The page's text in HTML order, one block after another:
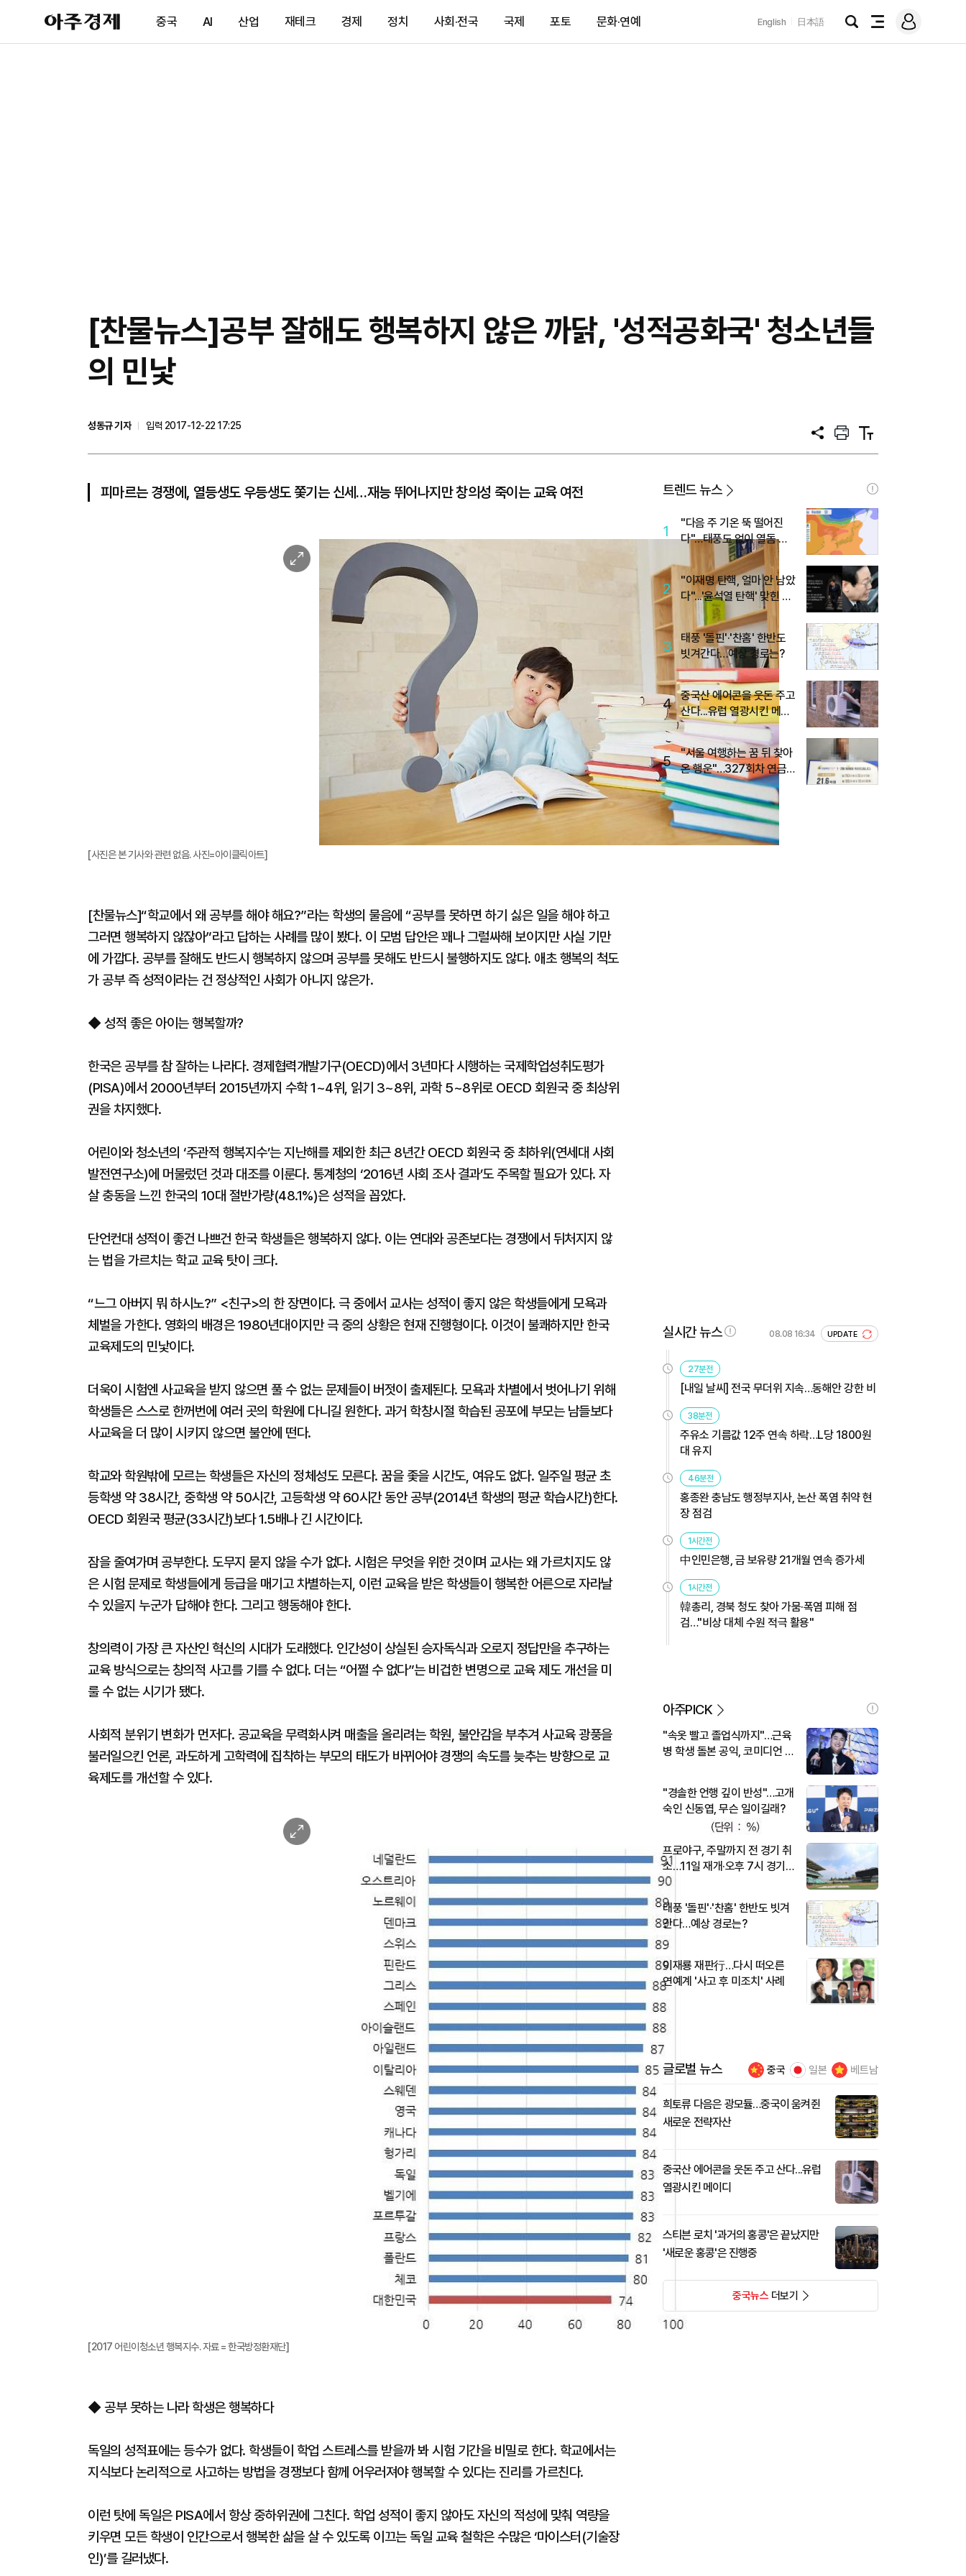
아
주
제
중국 AI 산업 재테크 경제 정치 사회·전국 국제 포토 문화·연예 English 日本語
검
전
메
그
[찬물뉴스]공부 잘해도 행복하지 않은 까닭, '성적공화국' 청소년들
의 민낯
성동규 기자
입력 2017-12-22 17:25
공
프
트
텍
트
피마르는 경쟁에, 열등생도 우등생도 쫓기는 신세…재능 뛰어나지만 창의성 죽이는 교육 여전
이
미
[사진은 본 기사와 관련 없음. 사진=아이클릭아트]
[찬물뉴스]“학교에서 왜 공부를 해야 해요?”라는 학생의 물음에 “공부를 못하면 하기 싫은 일을 해야 하고
그러면 행복하지 않잖아”라고 답하는 사례를 많이 봤다. 이 모범 답안은 꽤나 그럴싸해 보이지만 사실 기만
에 가깝다. 공부를 잘해도 반드시 행복하지 않으며 공부를 못해도 반드시 불행하지도 않다. 애초 행복의 척도
가 공부 즉 성적이라는 건 정상적인 사회가 아니지 않은가.
◆ 성적 좋은 아이는 행복할까?
한국은 공부를 참 잘하는 나라다. 경제협력개발기구(OECD)에서 3년마다 시행하는 국제학업성취도평가
(PISA)에서 2000년부터 2015년까지 수학 1~4위, 읽기 3~8위, 과학 5~8위로 OECD 회원국 중 최상위
권을 차지했다.
어린이와 청소년의 ‘주관적 행복지수’는 지난해를 제외한 최근 8년간 OECD 회원국 중 최하위(연세대 사회
발전연구소)에 머물렀던 것과 대조를 이룬다. 통계청의 ‘2016년 사회 조사 결과’도 주목할 필요가 있다. 자
살 충동을 느낀 한국의 10대 절반가량(48.1%)은 성적을 꼽았다.
단언컨대 성적이 좋건 나쁘건 한국 학생들은 행복하지 않다. 이는 연대와 공존보다는 경쟁에서 뒤처지지 않
는 법을 가르치는 학교 교육 탓이 크다.
“느그 아버지 뭐 하시노?” <친구>의 한 장면이다. 극 중에서 교사는 성적이 좋지 않은 학생들에게 모욕과
체벌을 가한다. 영화의 배경은 1980년대이지만 극 중의 상황은 현재 진행형이다. 이것이 불쾌하지만 한국
교육제도의 민낯이다.
더욱이 시험엔 사교육을 받지 않으면 풀 수 없는 문제들이 버젓이 출제된다. 모욕과 차별에서 벗어나기 위해
학생들은 스스로 한꺼번에 여러 곳의 학원에 다니길 원한다. 과거 학창시절 학습된 공포에 부모는 남들보다
사교육을 더 많이 시키지 않으면 불안에 떤다.
학교와 학원밖에 모르는 학생들은 자신의 정체성도 모른다. 꿈을 좇을 시간도, 여유도 없다. 일주일 평균 초
등학생 약 38시간, 중학생 약 50시간, 고등학생 약 60시간 동안 공부(2014년 학생의 평균 학습시간)한다.
OECD 회원국 평균(33시간)보다 1.5배나 긴 시간이다.
잠을 줄여가며 공부한다. 도무지 묻지 않을 수가 없다. 시험은 무엇을 위한 것이며 교사는 왜 가르치지도 않
은 시험 문제로 학생들에게 등급을 매기고 차별하는지, 이런 교육을 받은 학생들이 행복한 어른으로 자라날
수 있을지 누군가 답해야 한다. 그리고 행동해야 한다.
창의력이 가장 큰 자산인 혁신의 시대가 도래했다. 인간성이 상실된 승자독식과 오로지 정답만을 추구하는
교육 방식으로는 창의적 사고를 기를 수 없다. 더는 “어쩔 수 없다”는 비겁한 변명으로 교육 제도 개선을 미
룰 수 없는 시기가 됐다.
사회적 분위기 변화가 먼저다. 공교육을 무력화시켜 매출을 올리려는 학원, 불안감을 부추겨 사교육 광풍을
불러일으킨 언론, 과도하게 고학력에 집착하는 부모의 태도가 바뀌어야 경쟁의 속도를 늦추는 방향으로 교
육제도를 개선할 수 있다.
이
미
[2017 어린이청소년 행복지수. 자료 = 한국방정환재단]
◆ 공부 못하는 나라 학생은 행복하다
독일의 성적표에는 등수가 없다. 학생들이 학업 스트레스를 받을까 봐 시험 기간을 비밀로 한다. 학교에서는
지식보다 논리적으로 사고하는 방법을 경쟁보다 함께 어우러져야 행복할 수 있다는 진리를 가르친다.
이런 탓에 독일은 PISA에서 항상 중하위권에 그친다. 학업 성적이 좋지 않아도 자신의 적성에 맞춰 역량을
키우면 모든 학생이 인간으로서 행복한 삶을 살 수 있도록 이끄는 독일 교육 철학은 수많은 ‘마이스터(기술장
인)’를 길러냈다.
트렌드 뉴스
1
"다음 주 기온 뚝 떨어진
다"…태풍도 없이 열돔 박
살 낸 '이것'
2
"이재명 탄핵, 얼마 안 남았
다"...'윤석열 탄핵' 맞힌 무
당, '성지글' 등장
3
태풍 '돌핀'·'찬홈' 한반도
빗겨간다…예상 경로는?
4
중국산 에어콘을 웃돈 주고
산다...유럽 열광시킨 메이
디
5
"서울 여행하는 꿈 뒤 찾아
온 행운"…327회차 연금
복권720+ 당첨번호조회
주목
실시간 뉴스 08.08 16:34 UPDATE
27분전
[내일 날씨] 전국 무더위 지속…동해안 강한 비
38분전
주유소 기름값 12주 연속 하락…L당 1800원
대 유지
46분전
홍종완 충남도 행정부지사, 논산 폭염 취약 현
장 점검
1시간전
中인민은행, 금 보유량 21개월 연속 증가세
1시간전
韓총리, 경북 청도 찾아 가뭄·폭염 피해 점
검…"비상 대체 수원 적극 활용"
아주PICK
"속옷 빨고 졸업식까지"…근육
병 학생 돌본 공익, 코미디언 김
"경솔한 언행 깊이 반성"…고개
숙인 신동엽, 무슨 일이길래?
프로야구, 주말까지 전 경기 취
소…11일 재개·오후 7시 경기
시작
태풍 '돌핀'·'찬홈' 한반도 빗겨
간다…예상 경로는?
이재룡 재판行…다시 떠오른
연예계 '사고 후 미조치' 사례
글로벌 뉴스 중국 일본 베트남
희토류 다음은 광모듈…중국이 움켜쥔
새로운 전략자산
중국산 에어콘을 웃돈 주고 산다...유럽
열광시킨 메이디
스티븐 로치 '과거의 홍콩'은 끝났지만
'새로운 홍콩'은 진행중
중국뉴스더보기